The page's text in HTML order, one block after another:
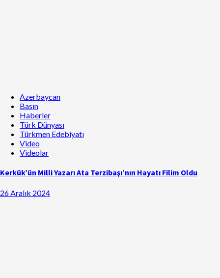
Azerbaycan
Basın
Haberler
Türk Dünyası
Türkmen Edebiyatı
Video
Videolar
Kerkük’ün Milli Yazarı Ata Terzibaşı’nın Hayatı Filim Oldu
26 Aralık 2024